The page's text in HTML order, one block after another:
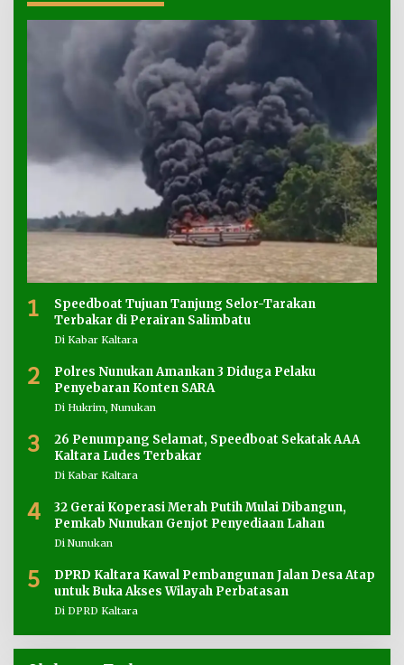
1
Speedboat Tujuan Tanjung Selor-Tarakan
Terbakar di Perairan Salimbatu
Di Kabar Kaltara
2
Polres Nunukan Amankan 3 Diduga Pelaku
Penyebaran Konten SARA
Di Hukrim, Nunukan
3
26 Penumpang Selamat, Speedboat Sekatak AAA
Kaltara Ludes Terbakar
Di Kabar Kaltara
4
32 Gerai Koperasi Merah Putih Mulai Dibangun,
Pemkab Nunukan Genjot Penyediaan Lahan
Di Nunukan
5
DPRD Kaltara Kawal Pembangunan Jalan Desa Atap
untuk Buka Akses Wilayah Perbatasan
Di DPRD Kaltara